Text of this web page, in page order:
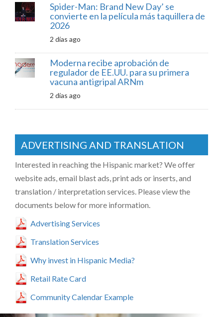
Spider-Man: Brand New Day’ se
convierte en la película más taquillera de
2026
2 días ago
Moderna recibe aprobación de
regulador de EE.UU. para su primera
vacuna antigripal ARNm
2 días ago
ADVERTISING AND TRANSLATION
Interested in reaching the Hispanic market? We offer
website ads, email blast ads, print ads or inserts, and
translation / interpretation services. Please view the
documents below for more information.
Advertising Services
Translation Services
Why invest in Hispanic Media?
Retail Rate Card
Community Calendar Example